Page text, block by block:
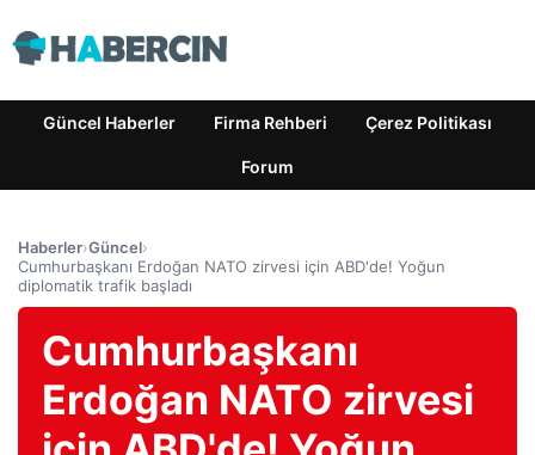
Güncel Haberler Firma Rehberi Çerez Politikası
Forum
Haberler›Güncel›
Cumhurbaşkanı Erdoğan NATO zirvesi için ABD'de! Yoğun
diplomatik trafik başladı
Cumhurbaşkanı
Erdoğan NATO zirvesi